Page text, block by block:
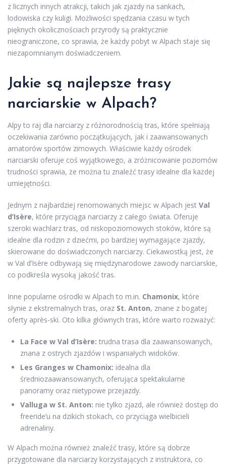
z licznych innych atrakcji, takich jak zjazdy na sankach,
lodowiska czy kuligi. Możliwości spędzania czasu w tych
pięknych okolicznościach przyrody są praktycznie
nieograniczone, co sprawia, że każdy pobyt w Alpach staje się
niezapomnianym doświadczeniem.
Jakie są najlepsze trasy
narciarskie w Alpach?
Alpy to raj dla narciarzy z różnorodnością tras, które spełniają
oczekiwania zarówno początkujących, jak i zaawansowanych
amatorów sportów zimowych. Właściwie każdy ośrodek
narciarski oferuje coś wyjątkowego, a zróżnicowanie poziomów
trudności sprawia, że można tu znaleźć trasy idealne dla każdej
umiejętności.
Jednym z najbardziej renomowanych miejsc w Alpach jest Val
d’Isère, które przyciąga narciarzy z całego świata. Oferuje
szeroki wachlarz tras, od niskopoziomowych stoków, które są
idealne dla rodzin z dziećmi, po bardziej wymagające zjazdy,
skierowane do doświadczonych narciarzy. Ciekawostką jest, że
w Val d’Isère odbywają się międzynarodowe zawody narciarskie,
co podkreśla wysoką jakość tras.
Inne popularne ośrodki w Alpach to m.in. Chamonix, które
słynie z ekstremalnych tras, oraz St. Anton, znane z bogatej
oferty après-ski. Oto kilka głównych tras, które warto rozważyć:
La Face w Val d’Isère: trudna trasa dla zaawansowanych,
znana z ostrych zjazdów i wspaniałych widoków.
Les Granges w Chamonix: idealna dla
średniozaawansowanych, oferująca spektakularne
panoramy oraz nietypowe przejazdy.
Valluga w St. Anton: nie tylko zjazd, ale również dostęp do
freeride’u na dzikich stokach, co przyciąga wielbicieli
adrenaliny.
W Alpach można również znaleźć trasy, które są dobrze
przygotowane dla narciarzy korzystających z instruktora, co